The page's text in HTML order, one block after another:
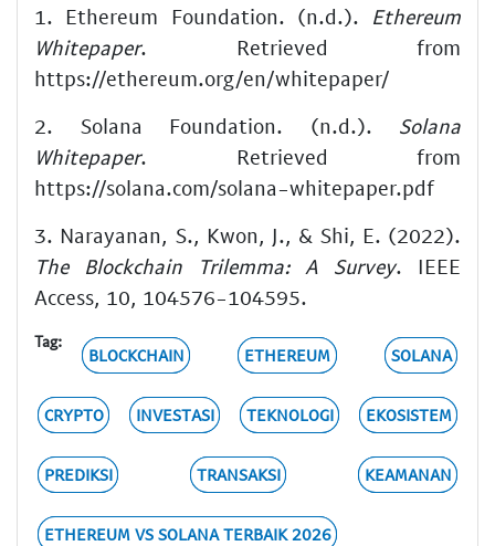
1. Ethereum Foundation. (n.d.). Ethereum
Whitepaper. Retrieved from
https://ethereum.org/en/whitepaper/
2. Solana Foundation. (n.d.). Solana
Whitepaper. Retrieved from
https://solana.com/solana-whitepaper.pdf
3. Narayanan, S., Kwon, J., & Shi, E. (2022).
The Blockchain Trilemma: A Survey. IEEE
Access, 10, 104576-104595.
Tag:
BLOCKCHAIN ETHEREUM SOLANA
CRYPTO INVESTASI TEKNOLOGI EKOSISTEM
PREDIKSI TRANSAKSI KEAMANAN
ETHEREUM VS SOLANA TERBAIK 2026